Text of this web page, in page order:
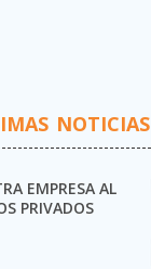
NOTICIAS
EMPRESA AL
PRIVADOS